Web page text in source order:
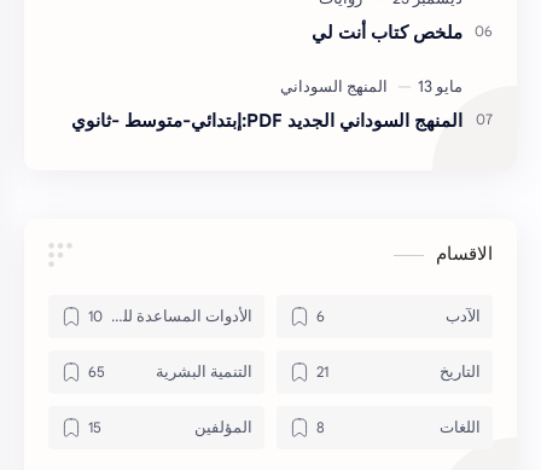
ملخص كتاب أنت لي
المنهج السوداني الجديد PDF:إبتدائي-متوسط -ثانوي
الاقسام
الآدب الأدوات المساعدة للكتب
التاريخ التنمية البشرية
اللغات المؤلفين